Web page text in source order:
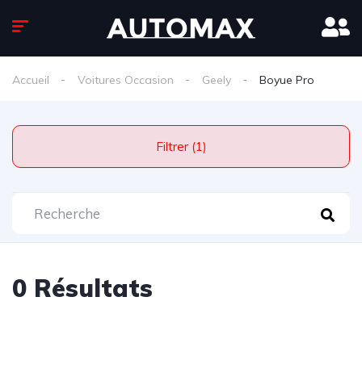
Accueil Voitures Occasion Geely Boyue Pro
Filtrer (1)
0 Résultats